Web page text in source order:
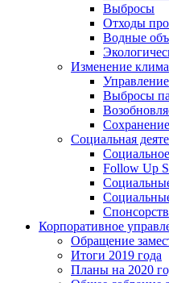
Выбросы
Отходы
Водные
Изменение
Выбросы
Социальная
Follow Up
Корпоративное
Обращение
Итоги 2019 года
Планы на 2020